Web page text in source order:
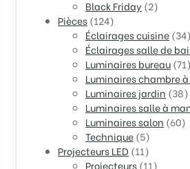
Black Friday (2)
Pièces(124)
Éclairages cuisine(34)
Éclairages salle de
Luminaires bureau(71)
Luminaires chambre
Luminaires jardin (38)
Luminaires salle à
Luminaires salon (60)
Technique(5)
Projecteurs LED (11)
Projecteurs(11)